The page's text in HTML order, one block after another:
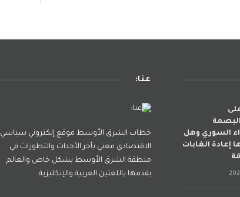
السوري وهل
إعادة الغابات
عنا:
خطاب الشرق الأوسط موقع إلكتروني سياسي
الاقتصادي معني بأخر الأحداث والتطورات في
منطقة الشرق الأوسط بشكل خاص والعالم
يقدمها باللغتين العربية والإنكليزية.